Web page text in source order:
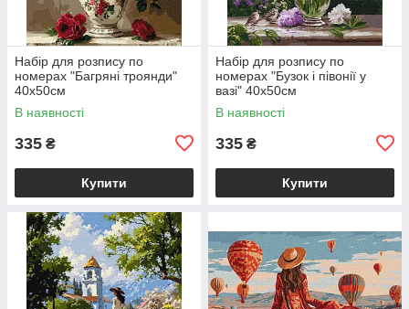
Набір для розпису по
номерах "Багряні троянди"
40х50см
В наявності
335 ₴
Купити
Набір для розпису по
номерах "Бузок і півонії у
вазі" 40х50см
В наявності
335 ₴
Купити